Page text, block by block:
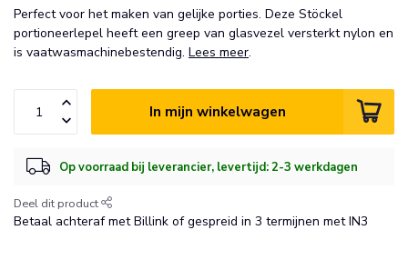
Perfect voor het maken van gelijke porties. Deze Stöckel
portioneerlepel heeft een greep van glasvezel versterkt nylon en
is vaatwasmachinebestendig. Lees meer.
In mijn winkelwagen
Op voorraad bij leverancier, levertijd: 2-3 werkdagen
Deel dit product
Betaal achteraf met Billink of gespreid in 3 termijnen met IN3